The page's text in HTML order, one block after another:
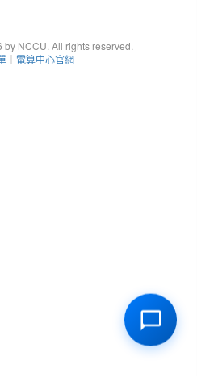
NCCU. All rights reserved.
｜ 電算中心官網